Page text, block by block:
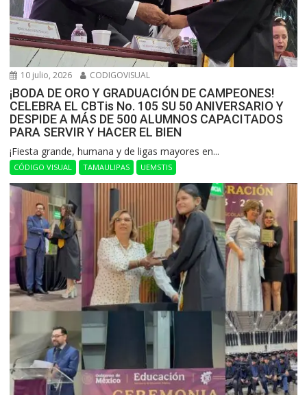
10 julio, 2026 CODIGOVISUAL
¡BODA DE ORO Y GRADUACIÓN DE CAMPEONES!
CELEBRA EL CBTis No. 105 SU 50 ANIVERSARIO Y
DESPIDE A MÁS DE 500 ALUMNOS CAPACITADOS
PARA SERVIR Y HACER EL BIEN
​¡Fiesta grande, humana y de ligas mayores en...
CÓDIGO VISUAL TAMAULIPAS UEMSTIS